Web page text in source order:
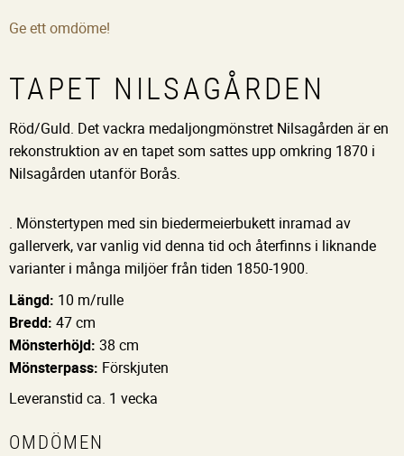
Ge ett omdöme!
TAPET NILSAGÅRDEN
Röd/Guld. Det vackra medaljongmönstret Nilsagården är en
rekonstruktion av en tapet som sattes upp omkring 1870 i
Nilsagården utanför Borås.
. Mönstertypen med sin biedermeierbukett inramad av
gallerverk, var vanlig vid denna tid och återfinns i liknande
varianter i många miljöer från tiden 1850-1900.
Längd: 10 m/rulle
Bredd: 47 cm
Mönsterhöjd: 38 cm
Mönsterpass: Förskjuten
Leveranstid ca. 1 vecka
OMDÖMEN